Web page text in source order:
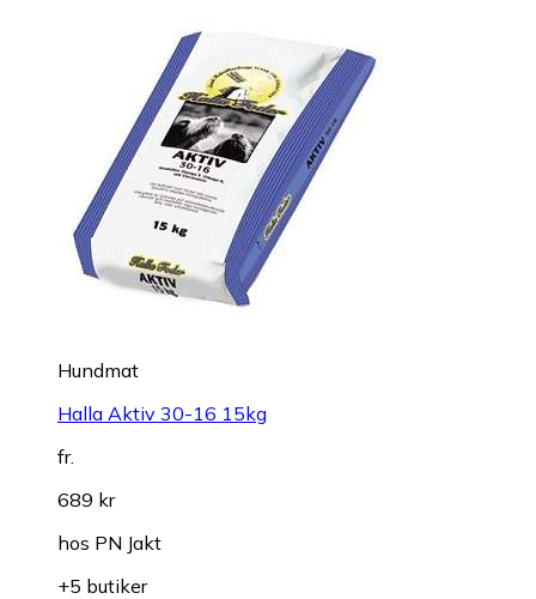
Hundmat
Halla Aktiv 30-16 15kg
fr.
689 kr
hos PN Jakt
+5 butiker